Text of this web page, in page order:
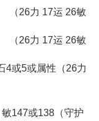
26力 17运 26敏
26力 17运 26敏
或5或属性（26力
147或138（守护